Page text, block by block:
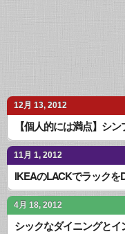
12月 13, 2012
【個人的には満点】シ
11月 1, 2012
IKEAのLACKでラックを
4月 18, 2012
シックなダイニングと